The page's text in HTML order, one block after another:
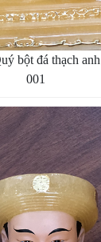
bột đá thạch
001